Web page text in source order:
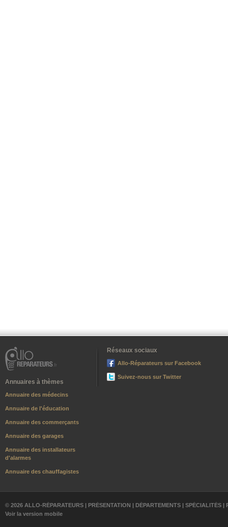
Annuaires à thèmes
Annuaire des médecins
Annuaire de l'éducation
Annuaire des commerçants
Annuaire des garages
Annuaire des installateurs
d'alarmes
Annuaire des chauffagistes
Réseaux sociaux
Allo-Réparateurs sur Facebook
Suivez-nous sur Twitter
© 2026 ALLO-RÉPARATEURS | PRÉSENTATION | DÉPARTEMENTS | SPÉCIALITÉS |
Voir la version mobile